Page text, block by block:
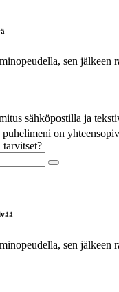
sen jälkeen
sähköpostilla ja
on
sen jälkeen